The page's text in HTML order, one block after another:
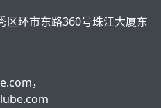
区环市东路360号珠江大厦东
，